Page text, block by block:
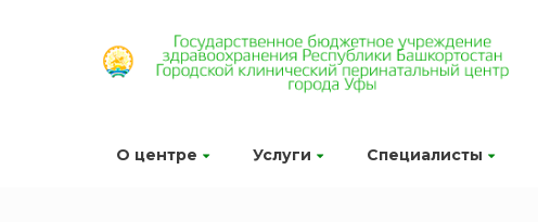
О центре Услуги Специалисты